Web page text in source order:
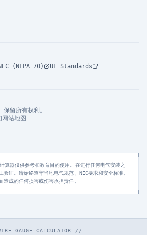
(NFPA 70) UL Standards
留所有权利。
网站地图
算器仅供参考和教育目的使用。在进行任何电气安装之
证。请始终遵守当地电气规范、NEC要求和安全标准。
造成的任何损害或伤害承担责任。
GAUGE CALCULATOR //